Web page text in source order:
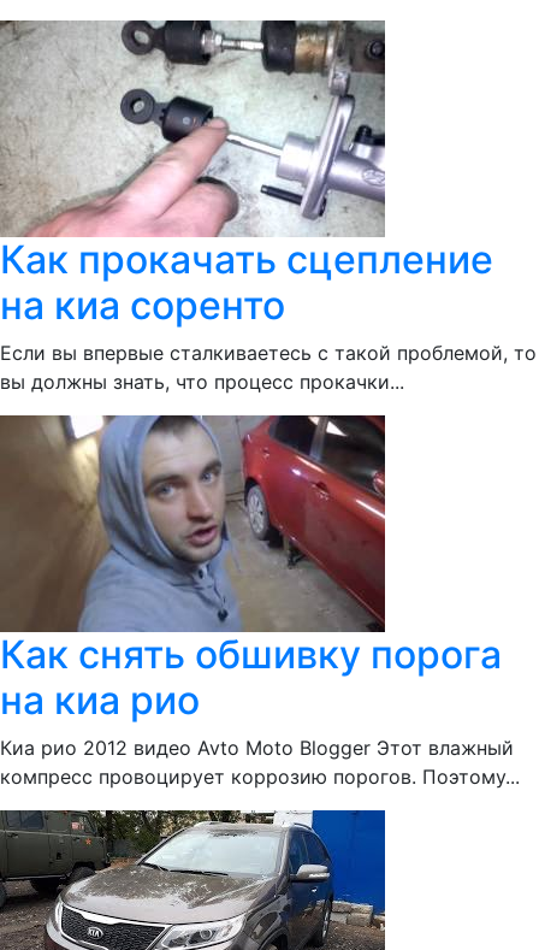
Как прокачать сцепление
на киа соренто
Если вы впервые сталкиваетесь с такой проблемой, то
вы должны знать, что процесс прокачки...
Как снять обшивку порога
на киа рио
Киа рио 2012 видео Avto Moto Blogger Этот влажный
компресс провоцирует коррозию порогов. Поэтому...